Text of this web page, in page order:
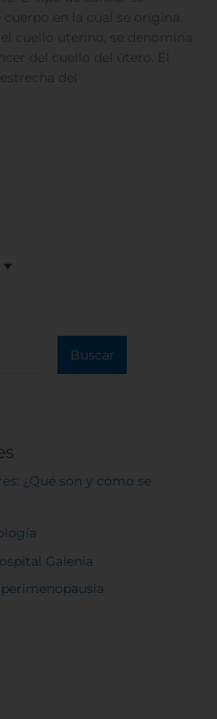
en la cual se origina.
cuello uterino, se denomina
del cuello del útero. El
del
Buscar
¿Qué son y cómo se
Galenia